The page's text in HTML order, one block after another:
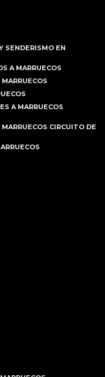
SENDERISMO EN
A MARRUECOS
A MARRUECOS
CIRCUITO DE